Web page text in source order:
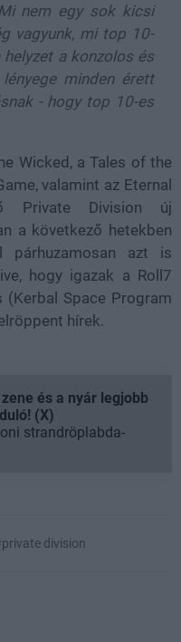
nem egy sok kicsi
vagyunk, mi top 10-
a konzolos és
minden érett
- hogy top 10-es
Wicked, a Tales of the
valamint az Eternal
Private Division új
a következő hetekben
azt is
hogy igazak a Roll7
(Kerbal Space Program
hírek.
és a nyár legjobb
(X)
strandröplabda-
division